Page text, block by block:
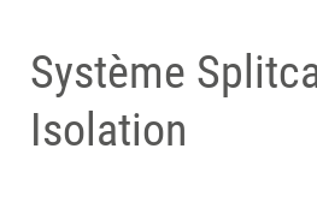
Système
Isolation